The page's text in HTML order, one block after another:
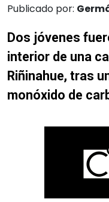
Publicado por:
Dos jóvenes
interior de una
Riñinahue, tras
monóxido de